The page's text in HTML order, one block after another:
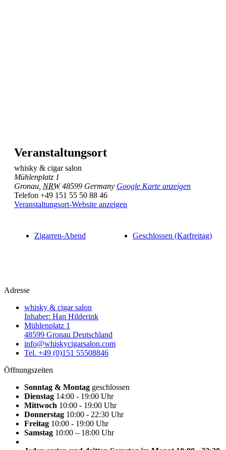
Veranstaltungsort
whisky & cigar salon
Mühlenplatz 1
Gronau NRW 48599 Germany Google Karte anzeigen
Telefon +49 151 55 50 88 46
Veranstaltungsort-Website anzeigen
Zigarren-Abend Geschlossen (Karfreitag)
Adresse
whisky & cigar salon
Inhaber: Han Hilderink
Mühlenplatz 1
48599 Gronau Deutschland
info@whiskycigarsalon.com
Tel. +49 (0)151 55508846
Öffnungszeiten
Sonntag & Montag geschlossen
Dienstag 14:00 - 19:00 Uhr
Mittwoch 10:00 - 19:00 Uhr
Donnerstag 10:00 - 22:30 Uhr
Freitag 10:00 - 19:00 Uhr
Samstag 10:00 – 18:00 Uhr